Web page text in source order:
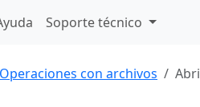
Soporte técnico
Operaciones con archivos